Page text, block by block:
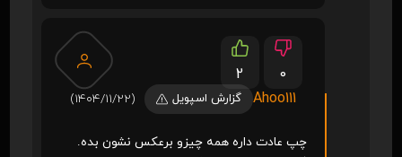
2
0
Ahoo111
گزارش اسپویل (1404/11/22)
چپ عادت داره همه چیزو برعکس نشون بده.